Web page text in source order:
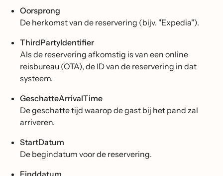
Oorsprong
De herkomst van de reservering (bijv. "Expedia").
ThirdPartyIdentifier
Als de reservering afkomstig is van een online
reisbureau (OTA), de ID van de reservering in dat
systeem.
GeschatteArrivalTime
De geschatte tijd waarop de gast bij het pand zal
arriveren.
StartDatum
De begindatum voor de reservering.